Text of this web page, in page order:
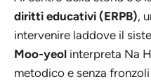
diritti educativi (ERPB),
intervenire laddove il
Moo-yeol interpreta Na
metodico e senza